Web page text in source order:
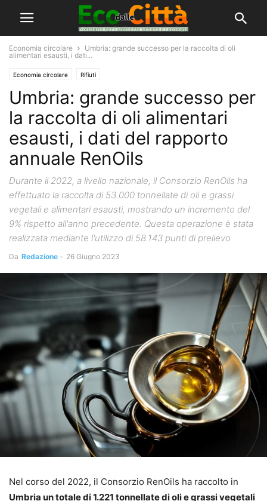
Economia circolare
Umbria: grande successo per la raccolta di oli
alimentari esausti, i dati...
Economia circolare Rifiuti
Umbria: grande successo per
la raccolta di oli alimentari
esausti, i dati del rapporto
annuale RenOils
Durante il 2022, a livello nazionale, il Consorzio RenOils ha
effettuato la raccolta di 53.000 tonnellate di oli e grassi
vegetali e alimentari esausti, mostrando un incremento del
9% rispetto all'anno precedente. Questa operazione è stata
realizzata mediante l'utilizzo di 58.143 punti di prelievo
Da Redazione - 26 Giugno 2023
Nel corso del 2022, il Consorzio RenOils ha raccolto in
Umbria un totale di 1.221 tonnellate di oli e grassi vegetali